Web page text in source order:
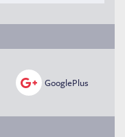
GooglePlus